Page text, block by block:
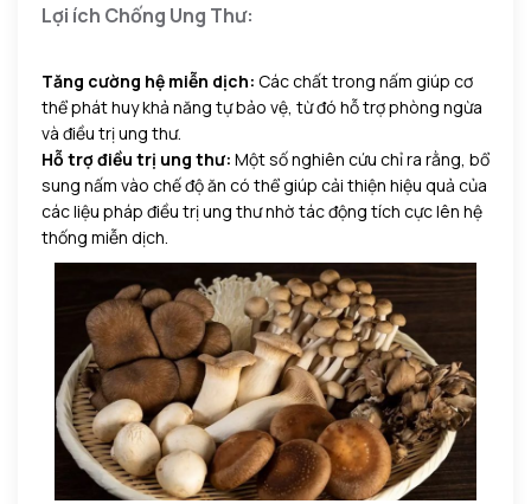
Lợi ích Chống Ung Thư:
Tăng cường hệ miễn dịch: Các chất trong nấm giúp cơ
thể phát huy khả năng tự bảo vệ, từ đó hỗ trợ phòng ngừa
và điều trị ung thư.
Hỗ trợ điều trị ung thư: Một số nghiên cứu chỉ ra rằng, bổ
sung nấm vào chế độ ăn có thể giúp cải thiện hiệu quả của
các liệu pháp điều trị ung thư nhờ tác động tích cực lên hệ
thống miễn dịch.